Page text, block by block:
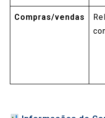
Compras/vendas